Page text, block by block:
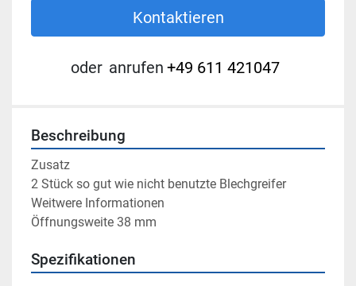
Kontaktieren
oder anrufen +49 611 421047
Beschreibung
Zusatz
2 Stück so gut wie nicht benutzte Blechgreifer
Weitwere Informationen
Öffnungsweite 38 mm
Spezifikationen